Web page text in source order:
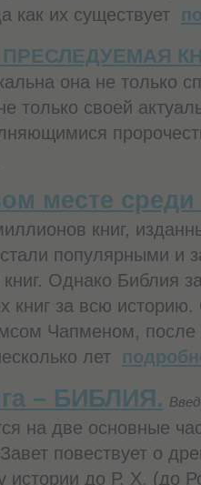
как их существует
она не только
только своей
месте
книг,
стали популярными и
Однако Библия
книг за всю
Чапменом, после
лет
– БИБЛИЯ.
на две основные
повествует о
истории до Р. Х. (до